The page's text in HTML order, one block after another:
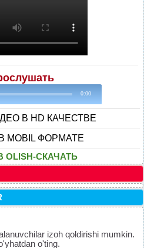
0:00
В HD КАЧЕСТВЕ
MOBIL ФОРМАТЕ
OLISH-СКАЧАТЬ
izoh qoldirishi mumkin.
o'ting.